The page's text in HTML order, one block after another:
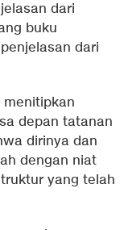
dari
buku
dari
menitipkan
depan tatanan
dirinya dan
dengan niat
yang telah